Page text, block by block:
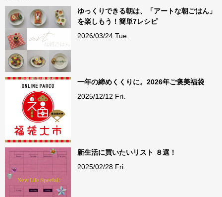
ゆっくりできる朝は、「アートな朝ごはん」
を楽しもう！簡単7レシピ
2026/03/24 Tue.
一年の締めくくりに。2026年ご褒美福袋
2025/12/12 Fri.
新生活に買いたいリスト ８選！
2025/02/28 Fri.